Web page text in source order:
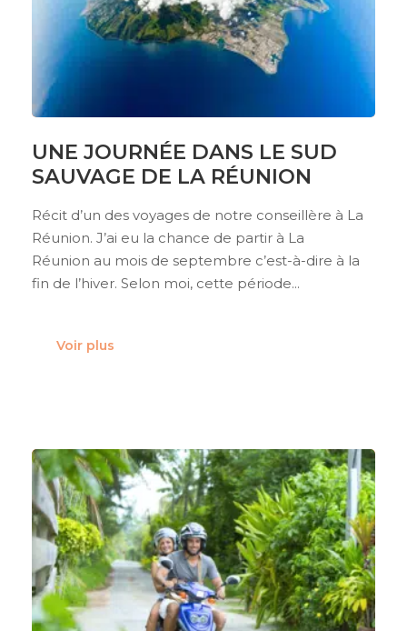
UNE JOURNÉE DANS LE SUD
SAUVAGE DE LA RÉUNION
Récit d’un des voyages de notre conseillère à La
Réunion. J’ai eu la chance de partir à La
Réunion au mois de septembre c’est-à-dire à la
fin de l’hiver. Selon moi, cette période...
Voir plus